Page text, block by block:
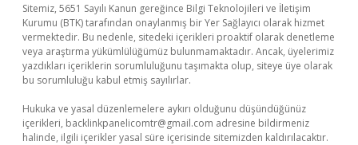
Sitemiz, 5651 Sayılı Kanun gereğince Bilgi Teknolojileri ve İletişim
Kurumu (BTK) tarafından onaylanmış bir Yer Sağlayıcı olarak hizmet
vermektedir. Bu nedenle, sitedeki içerikleri proaktif olarak denetleme
veya araştırma yükümlülüğümüz bulunmamaktadır. Ancak, üyelerimiz
yazdıkları içeriklerin sorumluluğunu taşımakta olup, siteye üye olarak
bu sorumluluğu kabul etmiş sayılırlar.
Hukuka ve yasal düzenlemelere aykırı olduğunu düşündüğünüz
içerikleri, backlinkpanelicomtr@gmail.com adresine bildirmeniz
halinde, ilgili içerikler yasal süre içerisinde sitemizden kaldırılacaktır.